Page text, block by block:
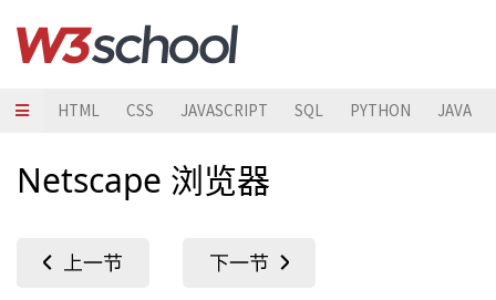
HTML CSS JAVASCRIPT SQL PYTHON JAVA
Netscape 浏览器